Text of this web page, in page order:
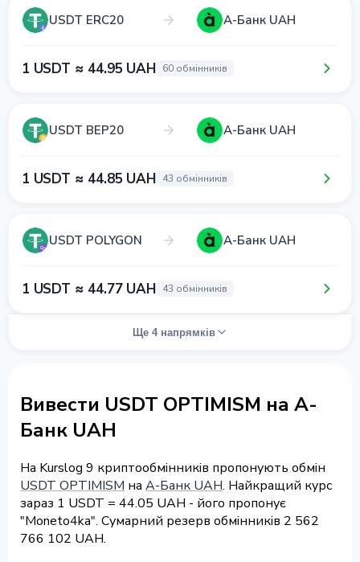
USDT ERC20 А-Банк UAH
1 USDT ≈ 44.95 UAH 60 обмінників
USDT BEP20 А-Банк UAH
1 USDT ≈ 44.85 UAH 43 обмінників
USDT POLYGON А-Банк UAH
1 USDT ≈ 44.77 UAH 43 обмінників
Ще 4 напрямків
Вивести USDT OPTIMISM на А-
Банк UAH
На Kurslog 9 криптообмінників пропонують обмін
USDT OPTIMISM на А-Банк UAH. Найкращий курс
зараз 1 USDT = 44.05 UAH - його пропонує
"Moneto4ka". Сумарний резерв обмінників 2 562
766 102 UAH.